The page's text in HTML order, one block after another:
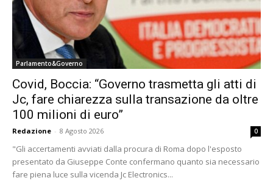
Parlamento&Governo
Covid, Boccia: “Governo trasmetta gli atti di
Jc, fare chiarezza sulla transazione da oltre
100 milioni di euro”
Redazione - 8 Agosto 2026 0
"Gli accertamenti avviati dalla procura di Roma dopo l'esposto
presentato da Giuseppe Conte confermano quanto sia necessario
fare piena luce sulla vicenda Jc Electronics...